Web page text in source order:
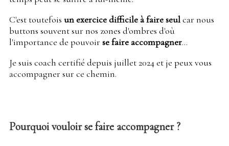
C'est toutefois un exercice difficile à faire seulcar nous
buttons souvent sur nos zones d'ombres d'où
l'importance de pouvoir se faire accompagner...
Je suis coach certifié depuis juillet 2024 et je peux vous
accompagner sur ce chemin.
Pourquoi vouloir se faire accompagner ?